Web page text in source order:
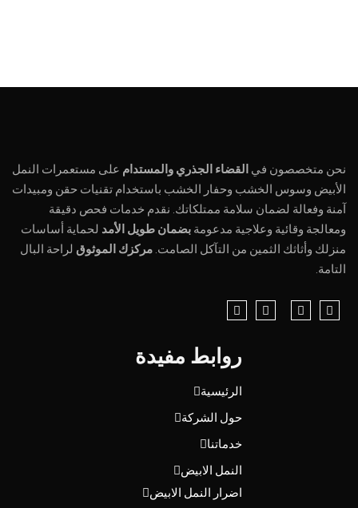
نحن متخصصون في القضاء الجذري والمستدام على مستعمرات النمل
الأبيض وسوس الخشب وحفار الخشب باستخدام تقنيات حقن ومبيدات
آمنة وفعالة لضمان سلامة ممتلكاتك. نقدم خدمات فحص دقيقة
ومعالجة وقائية وعلاجية مدعومة بضمان طويل الأمد لحماية أساسات
منزلك وأثاثك الثمين من التآكل الصامت. مركزك الموثوق لراحة البال
التامة.
روابط مفيدة
الرئيسية
حول الشركة
خدماتنا
النمل الابيض
اضرار النمل الابيض